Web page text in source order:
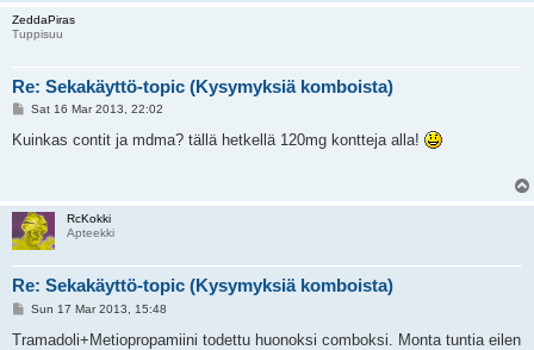
ZeddaPiras
Tuppisuu
Re: Sekakäyttö-topic (Kysymyksiä komboista)
P
s
Sat 16 Mar 2013, 22:02
Kuinkas contit ja mdma? tällä hetkellä 120mg kontteja alla!
RcKokki
Apteekki
Re: Sekakäyttö-topic (Kysymyksiä komboista)
P
s
Sun 17 Mar 2013, 15:48
Tramadoli+Metiopropamiini todettu huonoksi comboksi. Monta tuntia eilen